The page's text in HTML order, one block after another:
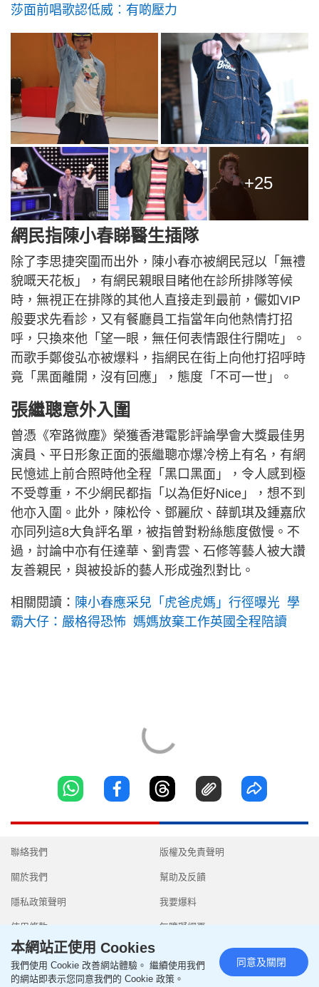
莎面前唱歌認低威︰有啲壓力
+25
網民指陳小春睇醫生插隊
除了李思捷突圍而出外，陳小春亦被網民冠以「無禮
貌嘅天花板」，有網民親眼目睹他在診所排隊等候
時，無視正在排隊的其他人直接走到最前，儼如VIP
般要求先看診，又有餐廳員工指當年向他熱情打招
呼，只換來他「望一眼，無任何表情跟住行開咗」。
而歌手鄭俊弘亦被爆料，指網民在街上向他打招呼時
竟「黑面離開，沒有回應」，態度「不可一世」。
張繼聰意外入圍
曾憑《窄路微塵》榮獲香港電影評論學會大獎最佳男
演員、平日形象正面的張繼聰亦爆冷榜上有名，有網
民憶述上前合照時他全程「黑口黑面」，令人感到極
不受尊重，不少網民都指「以為佢好Nice」，想不到
他亦入圍。此外，陳松伶、鄧麗欣、薛凱琪及鍾嘉欣
亦同列這8大負評名單，被指曾對粉絲態度傲慢。不
過，討論中亦有任達華、劉青雲、石修等藝人被大讚
友善親民，與被投訴的藝人形成強烈對比。
相關閱讀： 陳小春應采兒「虎爸虎媽」行徑曝光 學
霸大仔：嚴格得恐怖 媽媽放棄工作英國全程陪讀
聯絡我們
關於我們
隱私政策聲明
使用條款
版權及免責聲明
幫助及反饋
我要爆料
無障礙網頁
Copyright © 2026 SingTao Ltd.All rights reserved.
本網站正使用 Cookies
我們使用 Cookie 改善網站體驗。 繼續使用我們
的網站即表示您同意我們的 Cookie 政策。
同意及關閉